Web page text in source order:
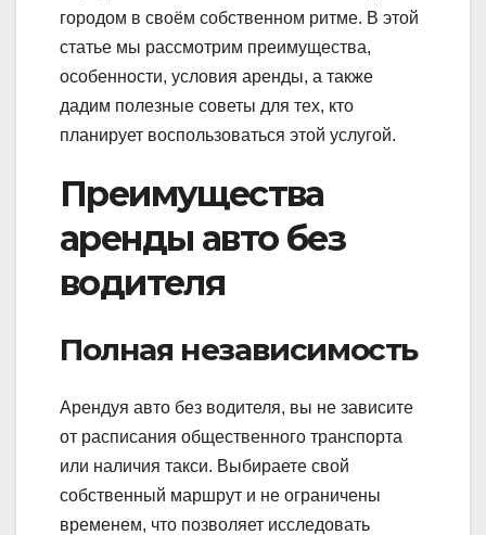
городом в своём собственном ритме. В этой
статье мы рассмотрим преимущества,
особенности, условия аренды, а также
дадим полезные советы для тех, кто
планирует воспользоваться этой услугой.
Преимущества
аренды авто без
водителя
Полная независимость
Арендуя авто без водителя, вы не зависите
от расписания общественного транспорта
или наличия такси. Выбираете свой
собственный маршрут и не ограничены
временем, что позволяет исследовать